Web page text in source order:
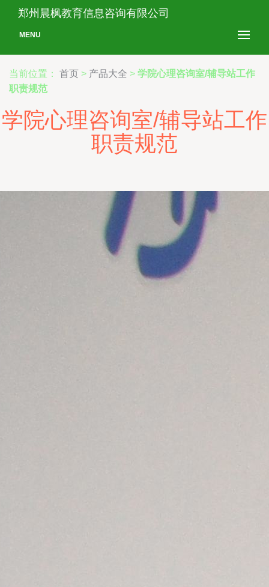
郑州晨枫教育信息咨询有限公司
MENU
当前位置： 首页 > 产品大全 > 学院心理咨询室/辅导站工作
职责规范
学院心理咨询室/辅导站工作
职责规范